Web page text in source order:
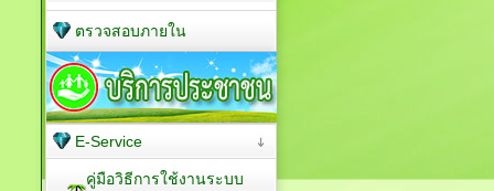
ตรวจสอบภายใน
E-Service
คู่มือวิธีการใช้งานระบบ